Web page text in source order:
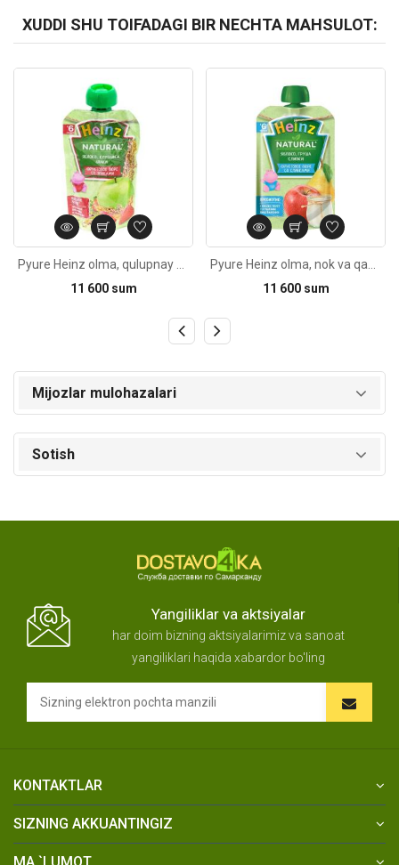
XUDDI SHU TOIFADAGI BIR NECHTA MAHSULOT:
11 600 sum
11 600 sum
Mijozlar mulohazalari
Sotish
Yangiliklar va aktsiyalar
har doim bizning aktsiyalarimiz va sanoat
yangiliklari haqida xabardor bo'ling
KONTAKTLAR
SIZNING AKKUANTINGIZ
MA `LUMOT